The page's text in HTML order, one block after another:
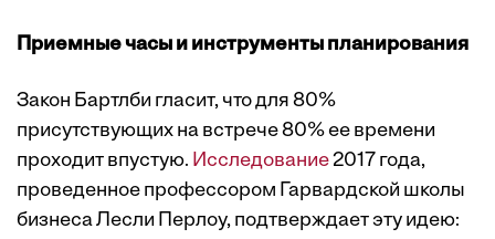
Приемные часы и инструменты планирования
Закон Бартлби гласит, что для 80%
присутствующих на встрече 80% ее времени
проходит впустую. Исследование2017 года,
проведенное профессором Гарвардской школы
бизнеса Лесли Перлоу, подтверждает эту идею: